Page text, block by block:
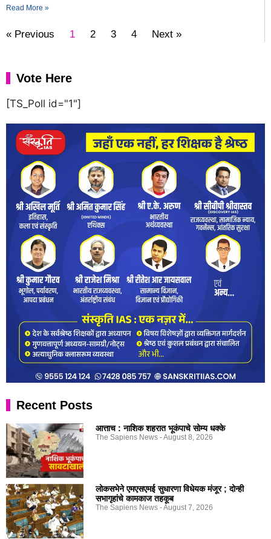
Read More »
« Previous 1 2 3 4 Next »
Vote Here
[TS_Poll id="1"]
Recent Posts
आत्ताच : नाशिक शहरात भूकंपाचे सोम्य धक्के
The Sapiens News August 8, 2026
लोकसभेने एमएसएमई सुधारणा विधेयक मंजूर ; दोन्ही
सभागृहांचे कामकाज तहकूब
The Sapiens News August 7, 2026